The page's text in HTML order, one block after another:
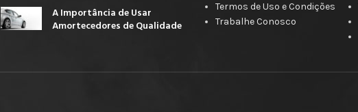
A Importância de Usar
Amortecedores de Qualidade
Termos de Uso e Condições
Trabalhe Conosco